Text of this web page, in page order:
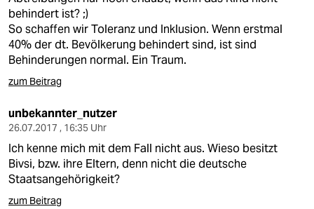
behindert ist? ;)
So schaffen wir Toleranz und Inklusion. Wenn erstmal
40% der dt. Bevölkerung behindert sind, ist sind
Behinderungen normal. Ein Traum.
zum Beitrag
unbekannter_nutzer
26.07.2017 , 16:35 Uhr
Ich kenne mich mit dem Fall nicht aus. Wieso besitzt
Bivsi, bzw. ihre Eltern, denn nicht die deutsche
Staatsangehörigkeit?
zum Beitrag